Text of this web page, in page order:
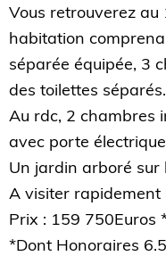
Vous retrouverez
habitation
séparée équipée, 3
des toilettes séparés.
Au rdc, 2 chambres
avec porte
Un jardin arboré sur
A visiter rapidement
Prix : 159 750Euros
*Dont Honoraires